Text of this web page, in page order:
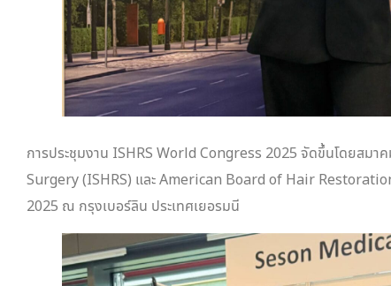
การประชุมงาน ISHRS World Congress 2025 จัดขึ้นโดยส
Surgery (ISHRS) และ American Board of Hair
2025 ณ กรุงเบอร์ลิน ประเทศเยอรมนี